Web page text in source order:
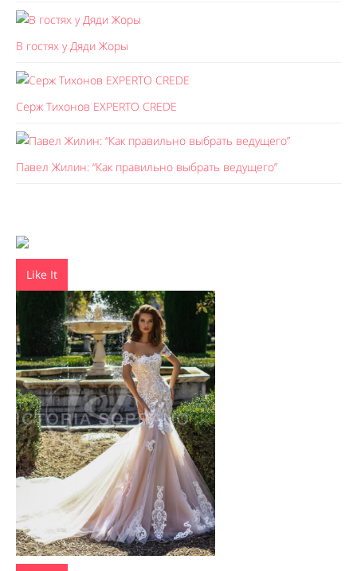
В гостях у Дяди Жоры
Серж Тихонов EXPERTO CREDE
Павел Жилин: “Как правильно выбрать ведущего”
Like It